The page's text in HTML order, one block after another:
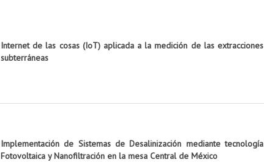
Internet de las cosas (IoT) aplicada a la medición de las extracciones
subterráneas
Implementación de Sistemas de Desalinización mediante tecnología
Fotovoltaica y Nanofiltración en la mesa Central de México